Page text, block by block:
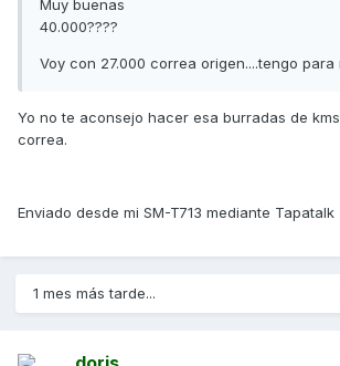
Muy buenas
40.000????
Voy con 27.000 correa origen....tengo para
Yo no te aconsejo hacer esa burradas de
correa.
Enviado desde mi SM-T713 mediante Tapatalk
1 mes más tarde...